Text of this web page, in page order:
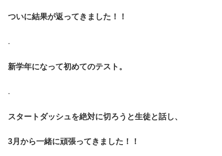
ついに結果が返ってきました！！
.
新学年になって初めてのテスト。
.
スタートダッシュを絶対に切ろうと生徒と話し、
3月から一緒に頑張ってきました！！